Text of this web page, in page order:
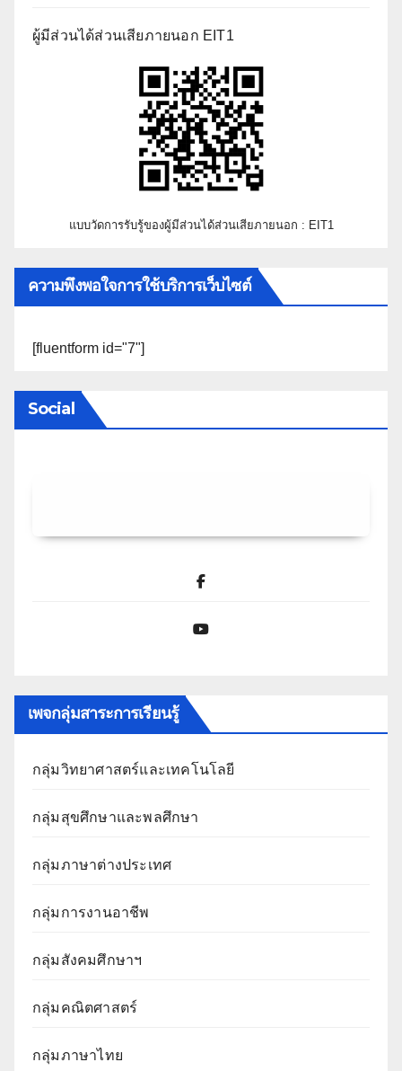
ผู้มีส่วนได้ส่วนเสียภายนอก EIT1
แบบวัดการรับรู้ของผู้มีส่วนได้ส่วนเสียภายนอก : EIT1
ความพึงพอใจการใช้บริการเว็บไซต์
[fluentform id="7"]
Social
Facebook
YouTube
เพจกลุ่มสาระการเรียนรู้
กลุ่มวิทยาศาสตร์และเทคโนโลยี
กลุ่มสุขศึกษาและพลศึกษา
กลุ่มภาษาต่างประเทศ
กลุ่มการงานอาชีพ
กลุ่มสังคมศึกษาฯ
กลุ่มคณิตศาสตร์
กลุ่มภาษาไทย